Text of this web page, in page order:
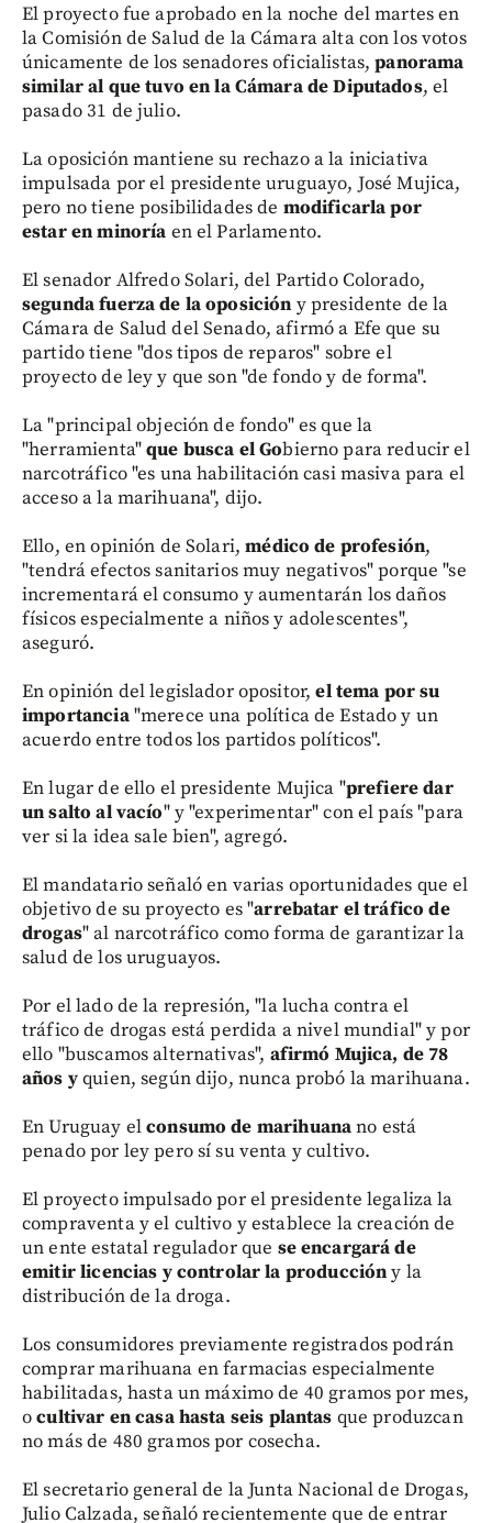
El proyecto fue aprobado en la noche del martes en
la Comisión de Salud de la Cámara alta con los votos
únicamente de los senadores oficialistas,panorama
similar al que tuvo en la Cámara de Diputados, el
pasado 31 de julio.
La oposición mantiene su rechazo a la iniciativa
impulsada por el presidente uruguayo, José Mujica,
pero no tiene posibilidades de modificarla por
estar en minoría en el Parlamento.
El senador Alfredo Solari, del Partido Colorado,
segunda fuerza de la oposición y presidente de la
Cámara de Salud del Senado, afirmó a Efe que su
partido tiene "dos tipos de reparos" sobre el
proyecto de ley y que son "de fondo y de forma".
La "principal objeción de fondo" es que la
"herramienta"que busca el Gobierno para reducir el
narcotráfico "es una habilitación casi masiva para el
acceso a la marihuana", dijo.
Ello, en opinión de Solari,médico de profesión,
"tendrá efectos sanitarios muy negativos" porque "se
incrementará el consumo y aumentarán los daños
físicos especialmente a niños y adolescentes",
aseguró.
En opinión del legislador opositor,el tema por su
importancia"merece una política de Estado y un
acuerdo entre todos los partidos políticos".
En lugar de ello el presidente Mujica "prefiere dar
un salto al vacío" y "experimentar" con el país "para
ver si la idea sale bien", agregó.
El mandatario señaló en varias oportunidades que el
objetivo de su proyecto es "arrebatar el tráfico de
drogas" al narcotráfico como forma de garantizar la
salud de los uruguayos.
Por el lado de la represión, "la lucha contra el
tráfico de drogas está perdida a nivel mundial" y por
ello "buscamos alternativas", afirmó Mujica, de 78
años yquien, según dijo, nunca probó la marihuana.
En Uruguay elconsumo de marihuanano está
penado por ley pero sí su venta y cultivo.
El proyecto impulsado por el presidente legaliza la
compraventa y el cultivo y establece la creación de
un ente estatal regulador que se encargará de
emitir licencias y controlar la produccióny la
distribución de la droga.
Los consumidores previamente registrados podrán
comprar marihuana en farmacias especialmente
habilitadas, hasta un máximo de 40 gramos por mes,
ocultivar en casa hasta seis plantas que produzcan
no más de 480 gramos por cosecha.
El secretario general de la Junta Nacional de Drogas,
Julio Calzada, señaló recientemente que de entrar